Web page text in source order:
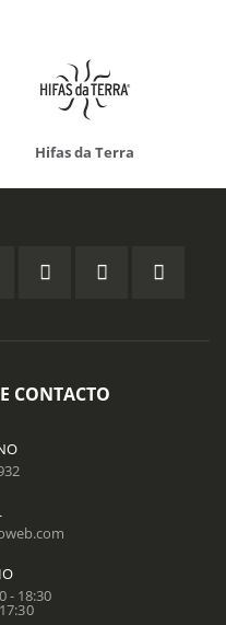
Hifas da Terra
CONTACTO
- 18:30